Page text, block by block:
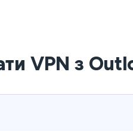
VPN з